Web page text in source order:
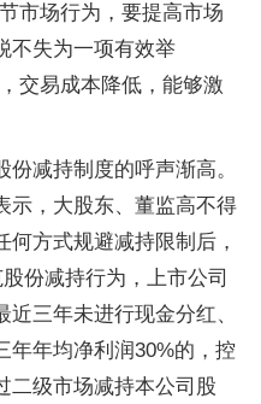
市场行为，要提高市场
不失为一项有效举
交易成本降低，能够激
减持制度的呼声渐高。
示，大股东、董监高不得
方式规避减持限制后，
份减持行为，上市公司
三年未进行现金分红、
年年均净利润30%的，控
二级市场减持本公司股